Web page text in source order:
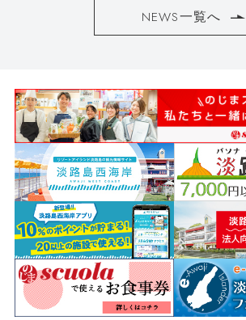
NEWS一覧へ